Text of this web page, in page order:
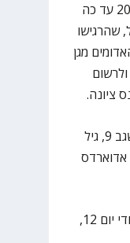
במסגרת המחזור העשירי של ליגת ווינר סל על תקן המרעננות של עונת 2025/26 עד כה
40 דקות של כדורסל, שהרגישו
מגן
בתנופה ולרשום
קלעו להפועל העמק: קמרון הנרי 24, ארון ווילר (עשרה ריבאונדים) 13, ניב משגב 9, גיל
נציה 3 כל אחד, קיילר אדוארדס
קלעו לעירוני קריית אתא: דריוס האנה (עשרה ריבאונדים) 15, נואה לוק 13, בודי יום 12,